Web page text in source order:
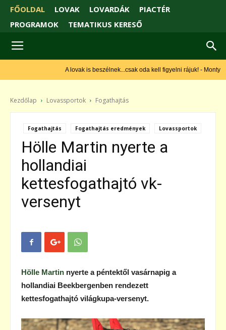
FŐOLDAL LOVAK LOVARDÁK
PIACTÉR
PROGRAMOK
TEMATIKUS KERESŐ
A lovak is beszélnek...csak oda kell figyelni rájuk! - Monty Roberts
Kezdőlap Lovassportok Fogathajtás
Fogathajtás Fogathajtás eredmények Lovassportok
Hölle Martin nyerte a
hollandiai
kettesfogathajtó vk-
versenyt
Hölle Martin nyerte a péntektől vasárnapig a
hollandiai Beekbergenben rendezett
kettesfogathajtó világkupa-versenyt.